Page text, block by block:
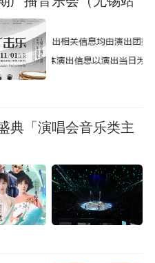
典「演唱会音乐类主